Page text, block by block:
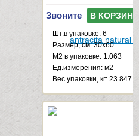
Звоните В КОРЗИНУ
Шт.в упаковке: 6
Размер, см: 30x60
М2 в упаковке: 1.063
Ед.измерения: м2
Веc упаковки, кг: 23.847